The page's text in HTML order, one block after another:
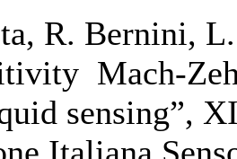
R. Bernini,
Mach-
sensing”,